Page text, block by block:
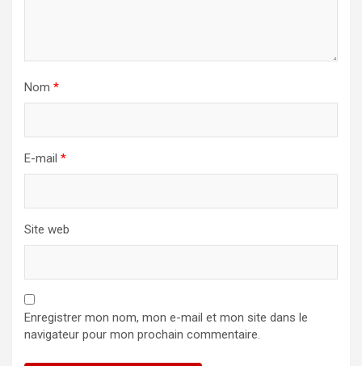
Nom *
E-mail *
Site web
Enregistrer mon nom, mon e-mail et mon site dans le
navigateur pour mon prochain commentaire.